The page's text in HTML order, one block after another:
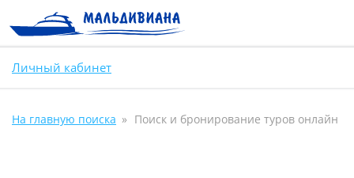
Личный кабинет
На главную поиска Поиск и бронирование туров онлайн